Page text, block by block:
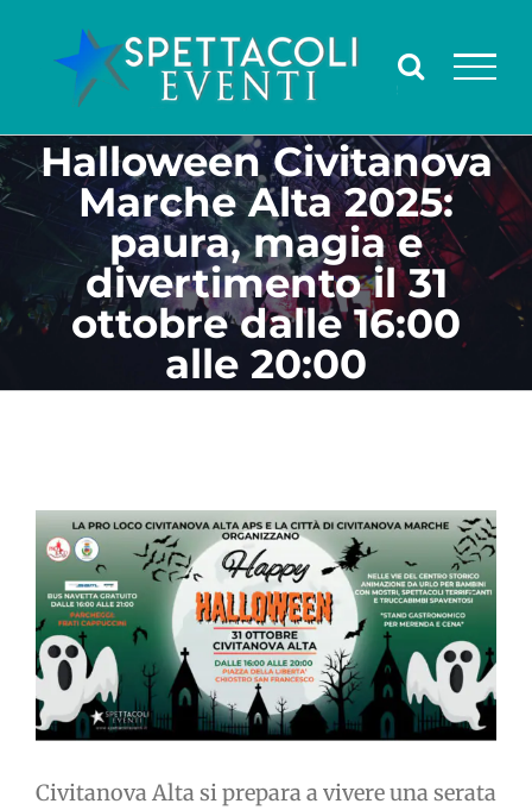
contenuto
Halloween Civitanova
Marche Alta 2025:
paura, magia e
divertimento il 31
ottobre dalle 16:00
alle 20:00
Ingrandisci
immagine
Civitanova Alta si prepara a vivere una serata